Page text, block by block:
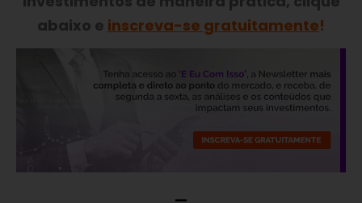
abaixo e inscreva-se gratuitamente!